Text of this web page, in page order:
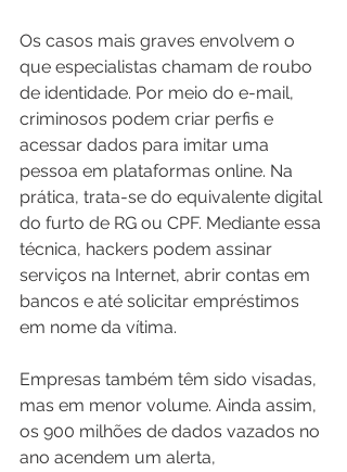
Os casos mais graves envolvem o
que especialistas chamam de roubo
de identidade. Por meio do e-mail,
criminosos podem criar perfis e
acessar dados para imitar uma
pessoa em plataformas online. Na
prática, trata-se do equivalente digital
do furto de RG ou CPF. Mediante essa
técnica, hackers podem assinar
serviços na Internet, abrir contas em
bancos e até solicitar empréstimos
em nome da vítima.
Empresas também têm sido visadas,
mas em menor volume. Ainda assim,
os 900 milhões de dados vazados no
ano acendem um alerta,